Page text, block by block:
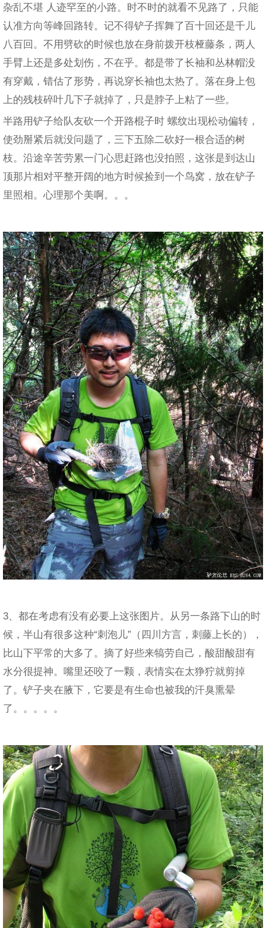
杂乱不堪 人迹罕至的小路。时不时的就看不见路了，只能
认准方向等峰回路转。记不得铲子挥舞了百十回还是千儿
八百回。不用劈砍的时候也放在身前拨开枝桠藤条，两人
手臂上还是多处划伤，不在乎。都是带了长袖和丛林帽没
有穿戴，错估了形势，再说穿长袖也太热了。落在身上包
上的残枝碎叶几下子就掉了，只是脖子上粘了一些。
半路用铲子给队友砍一个开路棍子时 螺纹出现松动偏转，
使劲掰紧后就没问题了，三下五除二砍好一根合适的树
枝。沿途辛苦劳累一门心思赶路也没拍照，这张是到达山
顶那片相对平整开阔的地方时候捡到一个鸟窝，放在铲子
里照相。心理那个美啊。。。
3、都在考虑有没有必要上这张图片。从另一条路下山的时
候，半山有很多这种“刺泡儿”（四川方言，刺藤上长的），
比山下平常的大多了。摘了好些来犒劳自己，酸甜酸甜有
水分很提神。嘴里还咬了一颗，表情实在太狰狞就剪掉
了。铲子夹在腋下，它要是有生命也被我的汗臭熏晕
了。。。。。